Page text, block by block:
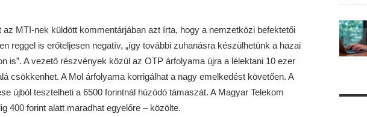
az MTI-nek küldött kommentárjában azt írta, hogy a nemzetközi befektetői
reggel is erőteljesen negatív, „így további zuhanásra készülhetünk a hazai
is”. A vezető részvények közül az OTP árfolyama újra a lélektani 10 ezer
csökkenhet. A Mol árfolyama korrigálhat a nagy emelkedést követően. A
újból tesztelheti a 6500 forintnál húzódó támaszát. A Magyar Telekom
400 forint alatt maradhat egyelőre – közölte.